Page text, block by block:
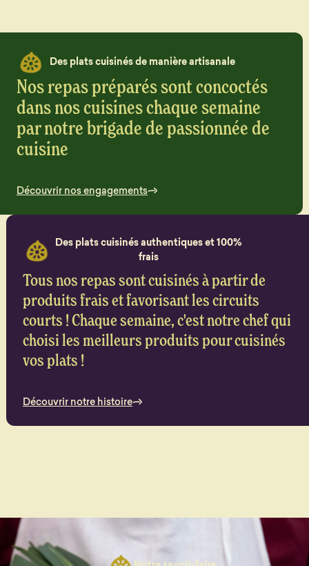
Des plats cuisinés de manière artisanale
Nos repas préparés sont concoctés
dans nos cuisines chaque semaine
par notre brigade de passionnée de
cuisine
Découvrir nos engagements
Des plats cuisinés authentiques et 100%
frais
Tous nos repas sont cuisinés à partir de
produits frais et favorisant les circuits
courts ! Chaque semaine, c'est notre chef qui
choisi les meilleurs produits pour cuisinés
vos plats !
Découvrir notre histoire